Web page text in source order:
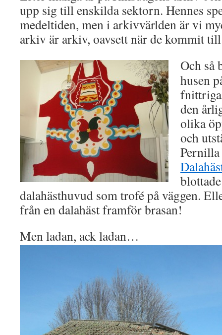
upp sig till enskilda sektorn. Hennes
medeltiden, men i arkivvärlden är vi
arkiv är arkiv, oavsett när de kommit
Och så
husen
den
olika
och
dalahästhuvud som trofé på väggen.
från en dalahäst framför brasan!
Men ladan, ack ladan…